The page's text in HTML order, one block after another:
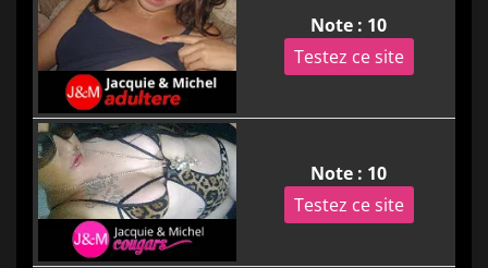
Note : 10
Testez ce site
Note : 10
Testez ce site